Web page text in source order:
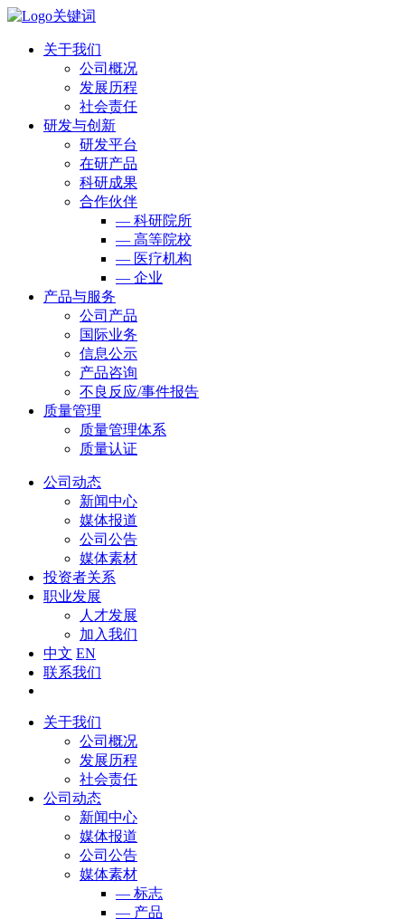
关于我们
公司概况
发展历程
社会责任
研发与创新
研发平台
在研产品
科研成果
合作伙伴
— 科研院所
— 高等院校
— 医疗机构
— 企业
产品与服务
公司产品
国际业务
信息公示
产品咨询
不良反应/事件报告
质量管理
质量管理体系
质量认证
公司动态
新闻中心
媒体报道
公司公告
媒体素材
投资者关系
职业发展
人才发展
加入我们
中文 EN
联系我们
关于我们
公司概况
发展历程
社会责任
公司动态
新闻中心
媒体报道
公司公告
媒体素材
— 标志
— 产品